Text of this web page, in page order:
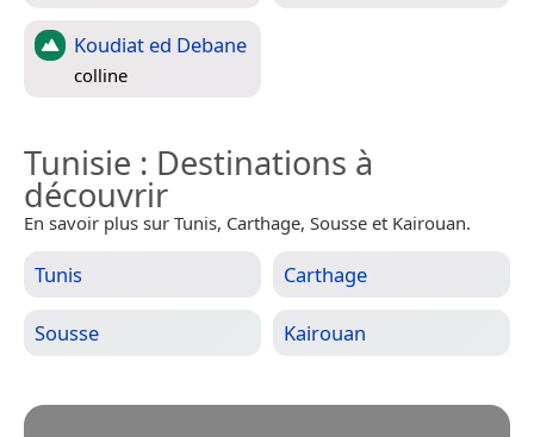
Koudiat ed Debane
colline
Tunisie : Destinations à
découvrir
En savoir plus sur Tunis, Carthage, Sousse et Kairouan.
Tunis Carthage
Sousse Kairouan